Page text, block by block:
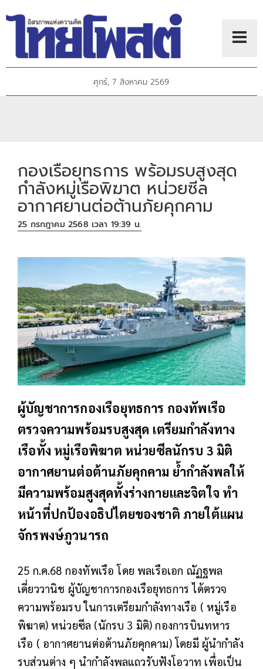
ศุกร์, 7 สิงหาคม 2569
กองเรือยุทธการ พร้อมรบสูงสุด
กำลังหมู่เรือพิฆาต หน่วยซีล
อากาศยานต่อต้านภัยคุกคาม
25 กรกฎาคม 2568 เวลา 19:39 น.
ผู้บัญชาการกองเรือยุทธการ กองทัพเรือ
ตรวจความพร้อมรบสูงสุด เตรียมกำลังทาง
เรือทั้ง หมู่เรือพิฆาต หน่วยซีลนักรบ 3 มิติ
อากาศยานต่อต้านภัยคุกคาม ย้ำกำลังพลให้
มีความพร้อมสูงสุดทั้งร่างกายและจิตใจ ทำ
หน้าที่ปกป้องอธิปไตยของชาติ ภายใต้แผน
จักรพงษ์ภูวนารถ
25 ก.ค.68 กองทัพเรือ โดย พลเรือเอก ณัฏฐพล
เดี่ยววานิช ผู้บัญชาการกองเรือยุทธการ ได้ตรวจ
ความพร้อมรบ ในการเตรียมกำลังทางเรือ ( หมู่เรือ
พิฆาต) หน่วยซีล (นักรบ 3 มิติ) กองการบินทหาร
เรือ ( อากาศยานต่อต้านภัยคุกคาม) โดยมี ผู้นำกำลัง
รบส่วนต่าง ๆ นำกำลังพลแถวรับฟังโอวาท เพื่อเป็น